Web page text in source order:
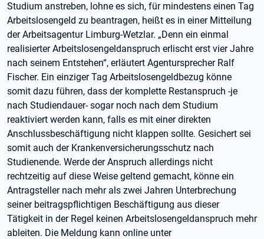
Studium anstreben, lohne es sich, für mindestens einen Tag
Arbeitslosengeld zu beantragen, heißt es in einer Mitteilung
der Arbeitsagentur Limburg-Wetzlar. „Denn ein einmal
realisierter Arbeitslosengeldanspruch erlischt erst vier Jahre
nach seinem Entstehen“, erläutert Agentursprecher Ralf
Fischer. Ein einziger Tag Arbeitslosengeldbezug könne
somit dazu führen, dass der komplette Restanspruch -je
nach Studiendauer- sogar noch nach dem Studium
reaktiviert werden kann, falls es mit einer direkten
Anschlussbeschäftigung nicht klappen sollte. Gesichert sei
somit auch der Krankenversicherungsschutz nach
Studienende. Werde der Anspruch allerdings nicht
rechtzeitig auf diese Weise geltend gemacht, könne ein
Antragsteller nach mehr als zwei Jahren Unterbrechung
seiner beitragspflichtigen Beschäftigung aus dieser
Tätigkeit in der Regel keinen Arbeitslosengeldanspruch mehr
ableiten. Die Meldung kann online unter